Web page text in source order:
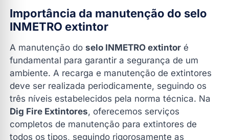
Importância da manutenção do selo
INMETRO extintor
A manutenção do selo INMETRO extintor é
fundamental para garantir a segurança de um
ambiente. A recarga e manutenção de extintores
deve ser realizada periodicamente, seguindo os
três níveis estabelecidos pela norma técnica. Na
Dig Fire Extintores, oferecemos serviços
completos de manutenção para extintores de
todos os tipos, seguindo rigorosamente as